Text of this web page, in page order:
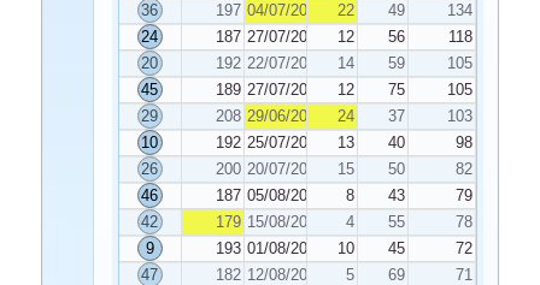
36
197 04/07/2020 22 49
134
24
187 27/07/2020 12 56
118
20
192 22/07/2020 14 59
105
45
189 27/07/2020 12 75
105
29
208 29/06/2020 24 37
103
10
192 25/07/2020 13 40
98
26
200 20/07/2020 15 50
82
46
187 05/08/2020 8 43
79
42
179 15/08/2020 4 55
78
9
193 01/08/2020 10 45
72
47
182 12/08/2020 5 69
71